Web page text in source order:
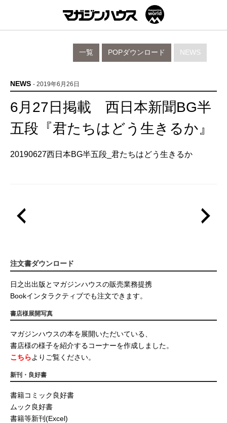
NEWS
POPダウンロード
一覧
NEWS - 2019年6月26日
6月27日掲載 西日本新聞BG半
五段『君たちはどう生きるか』
20190627西日本BG半五段_君たちはどう生きるか
注文書ダウンロード
日之出出版とマガジンハウスの販売業務提携
Bookインタラクティブでも注文できます。
書店様展開写真
マガジンハウスの本を展開いただいている、
書店様の様子を紹介するコーナーを作成しました。
こちらよりご覧ください。
新刊・良好書
書籍コミック良好書
ムック良好書
書籍等新刊(Excel)